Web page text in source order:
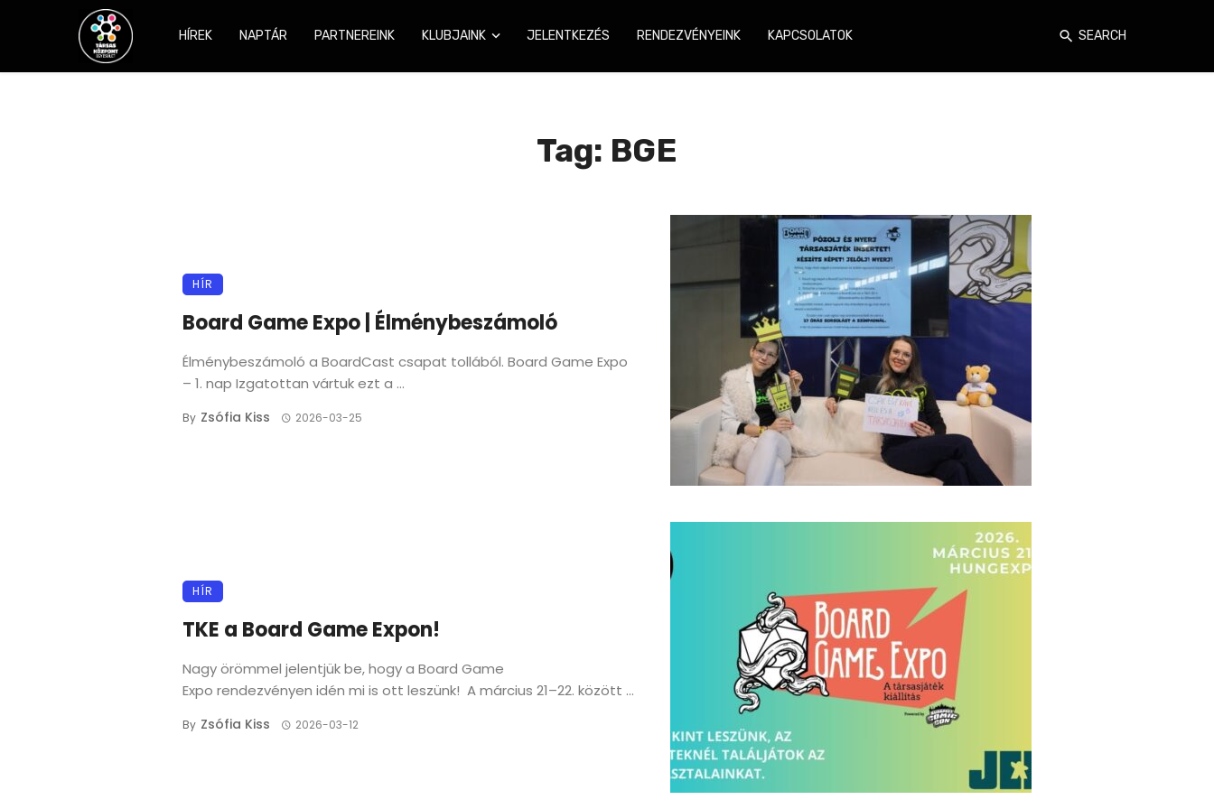
HÍREK NAPTÁR PARTNEREINK KLUBJAINK JELENTKEZÉS RENDEZVÉNYEINK KAPCSOLATOK SEARCH
Tag: BGE
HÍR
Board Game Expo | Élménybeszámoló
Élménybeszámoló a BoardCast csapat tollából. Board Game Expo
– 1. nap Izgatottan vártuk ezt a ...
By Zsófia Kiss 2026-03-25
HÍR
TKE a Board Game Expon!
Nagy örömmel jelentjük be, hogy a Board Game
Expo rendezvényen idén mi is ott leszünk! A március 21–22. között ...
By Zsófia Kiss 2026-03-12